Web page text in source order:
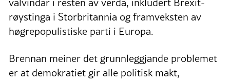
røystinga i Storbritannia og framveksten av
høgrepopulistiske parti i Europa.
Brennan meiner det grunnleggjande problemet
er at demokratiet gir alle politisk makt,